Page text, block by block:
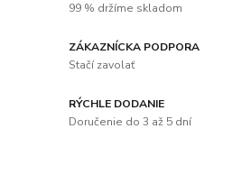
99 % držíme skladom
ZÁKAZNÍCKA PODPORA
Stačí zavolať
RÝCHLE DODANIE
Doručenie do 3 až 5 dní